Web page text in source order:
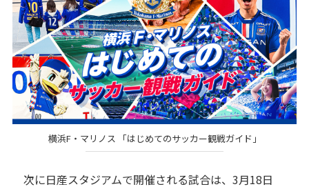
横浜F・マリノス 「はじめてのサッカー観戦ガイド」
次に日産スタジアムで開催される試合は、3月18日